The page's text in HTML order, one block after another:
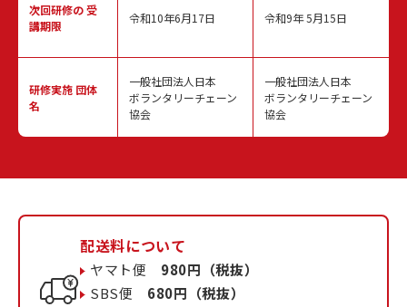
次回研修の受
講期限
研修実施 団体
名
令和10年6月17日
一般社団法人日本
ボランタリーチェーン
協会
令和9年 5月15日
一般社団法人日本
ボランタリーチェーン
協会
配送料について
ヤマト便 980円（税抜）
SBS便 680円（税抜）